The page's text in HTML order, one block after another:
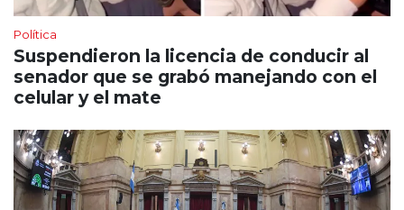
Política
Suspendieron la licencia de conducir al
senador que se grabó manejando con el
celular y el mate